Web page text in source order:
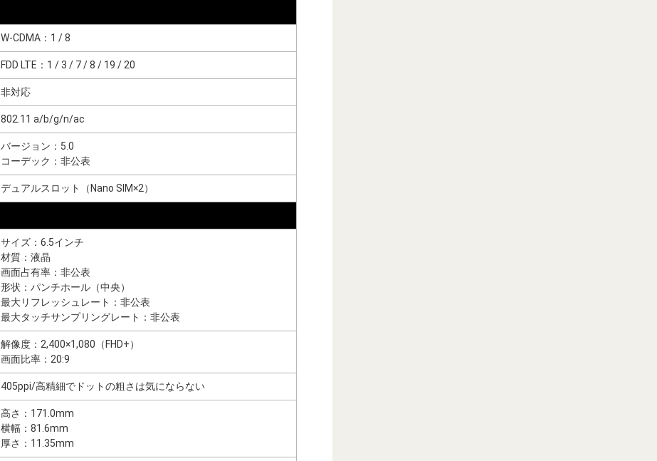
W-CDMA：1 / 8
FDD LTE：1 / 3 / 7 / 8 / 19 / 20
非対応
802.11 a/b/g/n/ac
バージョン：5.0
コーデック：非公表
デュアルスロット（Nano SIM×2）
サイズ：6.5インチ
材質：液晶
画面占有率：非公表
形状：パンチホール（中央）
最大リフレッシュレート：非公表
最大タッチサンプリングレート：非公表
解像度：2,400×1,080（FHD+）
画面比率：20:9
405ppi/高精細でドットの粗さは気にならない
高さ：171.0mm
横幅：81.6mm
厚さ：11.35mm